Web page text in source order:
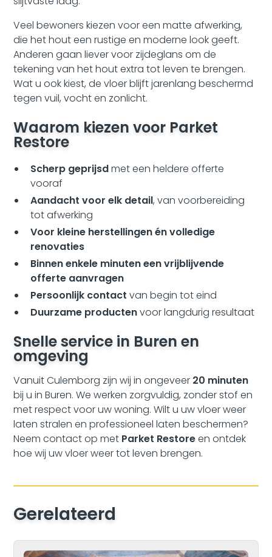
Veel bewoners kiezen voor een matte afwerking,
die het hout een rustige en moderne look geeft.
Anderen gaan liever voor zijdeglans om de
tekening van het hout extra tot leven te brengen.
Wat u ook kiest, de vloer blijft jarenlang beschermd
tegen vuil, vocht en zonlicht.
Waarom kiezen voor Parket
Restore
Scherp geprijsdmet een heldere offerte
vooraf
Aandacht voor elk detail, van voorbereiding
tot afwerking
Voor kleine herstellingen én volledige
renovaties
Binnen enkele minuten een vrijblijvende
offerte aanvragen
Persoonlijk contact van begin tot eind
Duurzame productenvoor langdurig resultaat
Snelle service in Buren en
omgeving
Vanuit Culemborg zijn wij in ongeveer 20 minuten
bij u in Buren. We werken zorgvuldig, zonder stof en
met respect voor uw woning. Wilt u uw vloer weer
laten stralen en professioneel laten beschermen?
Neem contact op met Parket Restoreen ontdek
hoe wij uw vloer weer tot leven brengen.
Gerelateerd